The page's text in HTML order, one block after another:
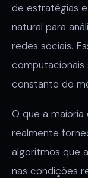
de estratégias
natural para
redes sociais.
constante do
O que a maioria
realmente
algoritmos que
nas condições